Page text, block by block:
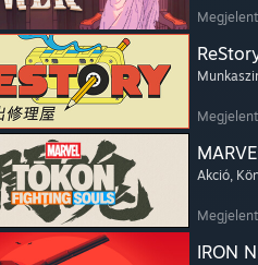
Akció,
IRON